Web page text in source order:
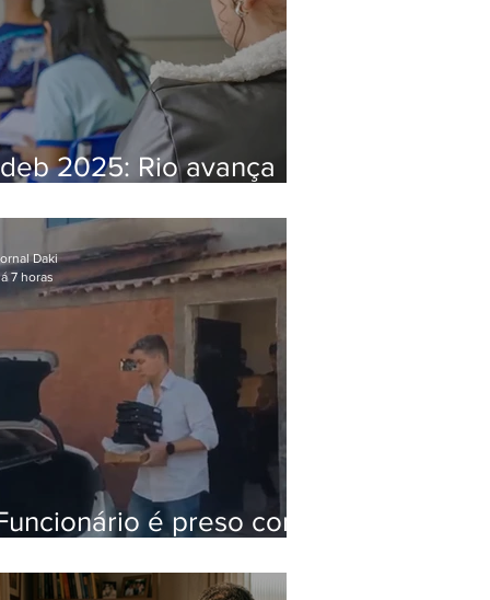
2025: Rio avança
da média nacional
é preso com
Hospital do Andaraí
Daki
7 horas